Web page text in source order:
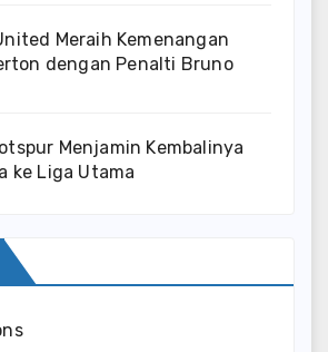
Meraih Kemenangan
dengan Penalti Bruno
Menjamin Kembalinya
ke Liga Utama